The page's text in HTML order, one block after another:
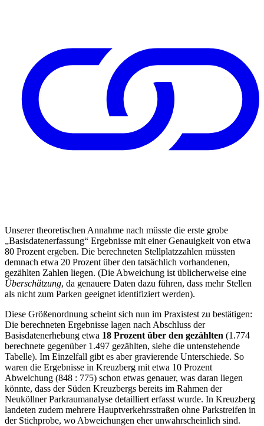
Unserer theoretischen Annahme nach müsste die erste grobe
„Basisdatenerfassung“ Ergebnisse mit einer Genauigkeit von etwa
80 Prozent ergeben. Die berechneten Stellplatzzahlen müssten
demnach etwa 20 Prozent über den tatsächlich vorhandenen,
gezählten Zahlen liegen. (Die Abweichung ist üblicherweise eine
Überschätzung, da genauere Daten dazu führen, dass mehr Stellen
als nicht zum Parken geeignet identifiziert werden).
Diese Größenordnung scheint sich nun im Praxistest zu bestätigen:
Die berechneten Ergebnisse lagen nach Abschluss der
Basisdatenerhebung etwa 18 Prozent über den gezählten (1.774
berechnete gegenüber 1.497 gezählten, siehe die untenstehende
Tabelle). Im Einzelfall gibt es aber gravierende Unterschiede. So
waren die Ergebnisse in Kreuzberg mit etwa 10 Prozent
Abweichung (848 : 775) schon etwas genauer, was daran liegen
könnte, dass der Süden Kreuzbergs bereits im Rahmen der
Neuköllner Parkraumanalyse detailliert erfasst wurde. In Kreuzberg
landeten zudem mehrere Hauptverkehrsstraßen ohne Parkstreifen in
der Stichprobe, wo Abweichungen eher unwahrscheinlich sind.